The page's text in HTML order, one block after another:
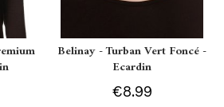
Belinay - Turban Vert Foncé -
Ecardin
€8.99